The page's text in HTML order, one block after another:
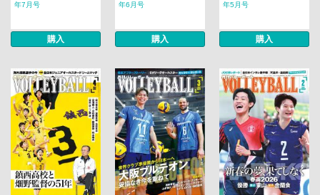
年7月号
購入
年6月号
購入
年5月号
購入